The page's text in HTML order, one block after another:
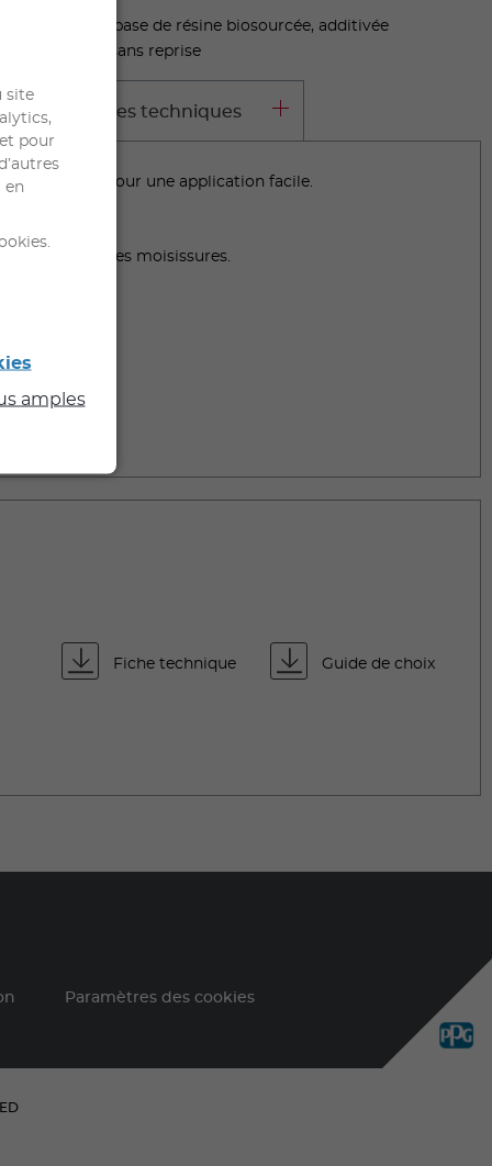
satiné, à base de résine biosourcée, additivée
un résultat sans reprise
techniques
optimisé pour une application facile.
des moisissures.
Fiche technique Guide de choix
Paramètres des cookies
site
pour
en
amples